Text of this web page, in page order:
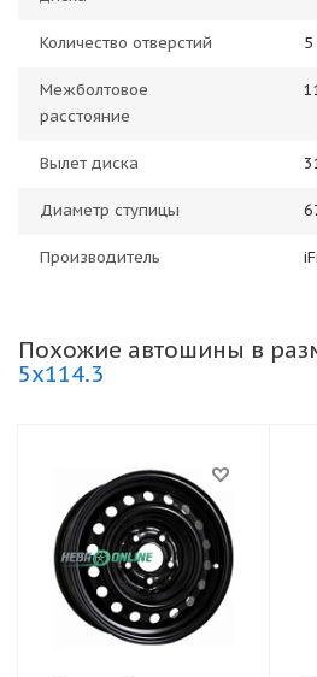
Количество отверстий 5
Межболтовое
расстояние
Вылет диска
Диаметр ступицы
Производитель
Похожие автошины в
5x114.3